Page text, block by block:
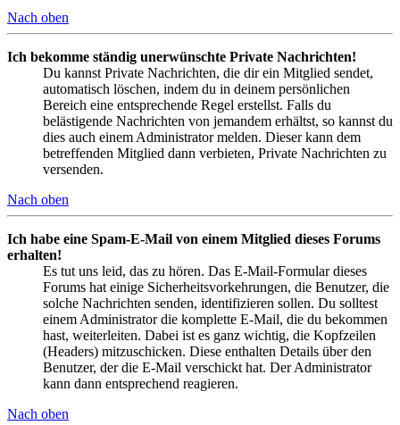
Nach oben
Ich bekomme ständig unerwünschte Private Nachrichten!
Du kannst Private Nachrichten, die dir ein Mitglied sendet,
automatisch löschen, indem du in deinem persönlichen
Bereich eine entsprechende Regel erstellst. Falls du
belästigende Nachrichten von jemandem erhältst, so kannst du
dies auch einem Administrator melden. Dieser kann dem
betreffenden Mitglied dann verbieten, Private Nachrichten zu
versenden.
Nach oben
Ich habe eine Spam-E-Mail von einem Mitglied dieses Forums
erhalten!
Es tut uns leid, das zu hören. Das E-Mail-Formular dieses
Forums hat einige Sicherheitsvorkehrungen, die Benutzer, die
solche Nachrichten senden, identifizieren sollen. Du solltest
einem Administrator die komplette E-Mail, die du bekommen
hast, weiterleiten. Dabei ist es ganz wichtig, die Kopfzeilen
(Headers) mitzuschicken. Diese enthalten Details über den
Benutzer, der die E-Mail verschickt hat. Der Administrator
kann dann entsprechend reagieren.
Nach oben